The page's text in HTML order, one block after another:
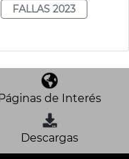
FALLAS 2023
de Interés
Descargas